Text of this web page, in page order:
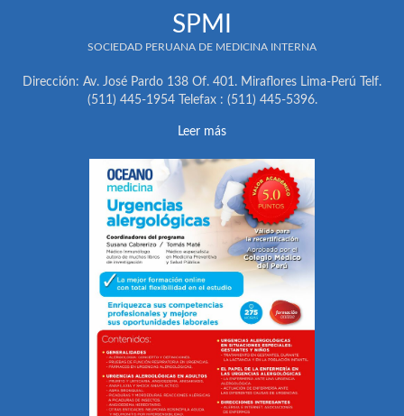
SPMI
SOCIEDAD PERUANA DE MEDICINA INTERNA
Dirección: Av. José Pardo 138 Of. 401. Miraflores Lima-Perú Telf.
(511) 445-1954 Telefax : (511) 445-5396.
Leer más